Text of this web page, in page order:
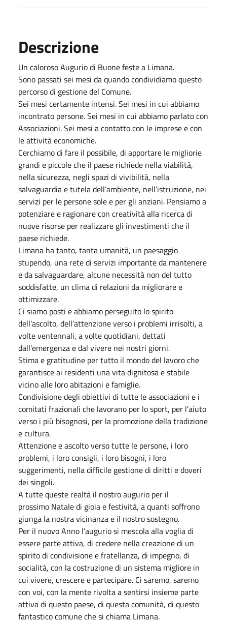
Descrizione
Un caloroso Augurio di Buone feste a Limana.
Sono passati sei mesi da quando condividiamo questo
percorso di gestione del Comune.
Sei mesi certamente intensi. Sei mesi in cui abbiamo
incontrato persone. Sei mesi in cui abbiamo parlato con
Associazioni. Sei mesi a contatto con le imprese e con
le attività economiche.
Cerchiamo di fare il possibile, di apportare le migliorie
grandi e piccole che il paese richiede nella viabilità,
nella sicurezza, negli spazi di vivibilità, nella
salvaguardia e tutela dell’ambiente, nell’istruzione, nei
servizi per le persone sole e per gli anziani. Pensiamo a
potenziare e ragionare con creatività alla ricerca di
nuove risorse per realizzare gli investimenti che il
paese richiede.
Limana ha tanto, tanta umanità, un paesaggio
stupendo, una rete di servizi importante da mantenere
e da salvaguardare, alcune necessità non del tutto
soddisfatte, un clima di relazioni da migliorare e
ottimizzare.
Ci siamo posti e abbiamo perseguito lo spirito
dell’ascolto, dell’attenzione verso i problemi irrisolti, a
volte ventennali, a volte quotidiani, dettati
dall’emergenza e dal vivere nei nostri giorni.
Stima e gratitudine per tutto il mondo del lavoro che
garantisce ai residenti una vita dignitosa e stabile
vicino alle loro abitazioni e famiglie.
Condivisione degli obiettivi di tutte le associazioni e i
comitati frazionali che lavorano per lo sport, per l’aiuto
verso i più bisognosi, per la promozione della tradizione
e cultura.
Attenzione e ascolto verso tutte le persone, i loro
problemi, i loro consigli, i loro bisogni, i loro
suggerimenti, nella difficile gestione di diritti e doveri
dei singoli.
A tutte queste realtà il nostro augurio per il
prossimo Nataledi gioia e festività, a quanti soffrono
giunga la nostra vicinanza e il nostro sostegno.
Per il nuovo Anno l’augurio si mescola alla voglia di
essere parte attiva, di credere nella creazione di un
spirito di condivisione e fratellanza, di impegno, di
socialità, con la costruzione di un sistema migliore in
cui vivere, crescere e partecipare. Ci saremo, saremo
con voi, con la mente rivolta a sentirsi insieme parte
attiva di questo paese, di questa comunità, di questo
fantastico comune che si chiama Limana.